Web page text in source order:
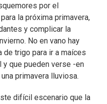
por el
la próxima primavera,
y complicar la
No en vano hay
de trigo para ir a maíces
y que pueden verse -en
primavera lluviosa.
difícil escenario que la